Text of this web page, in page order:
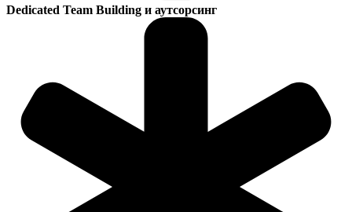
Dedicated Team Building и аутсорсинг